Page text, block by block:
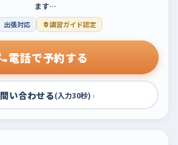
ます…
出張対応 講習ガイド認定
電話で予約する
問い合わせる(入力30秒) ›